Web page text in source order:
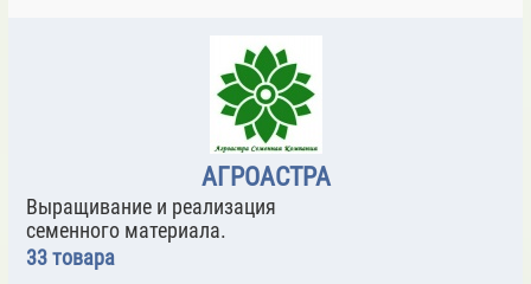
АГРОАСТРА
Выращивание и реализация
семенного материала.
33 товара